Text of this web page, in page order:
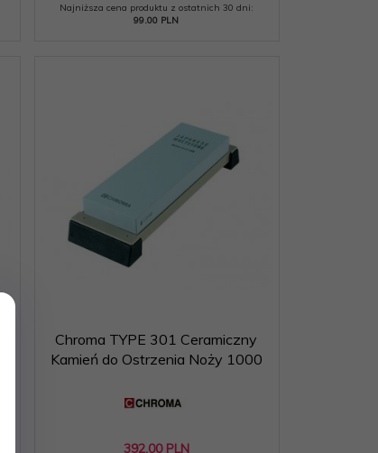
Najniższa cena produktu z ostatnich 30 dni:
99.00 PLN
Chroma TYPE 301 Ceramiczny
Kamień do Ostrzenia Noży 1000
392,00 PLN